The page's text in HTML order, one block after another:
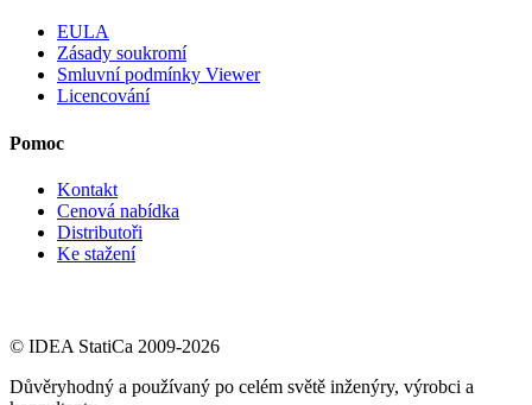
EULA
Zásady soukromí
Smluvní podmínky Viewer
Licencování
Pomoc
Kontakt
Cenová nabídka
Distributoři
Ke stažení
© IDEA StatiCa 2009-2026
Důvěryhodný a používaný po celém světě inženýry, výrobci a